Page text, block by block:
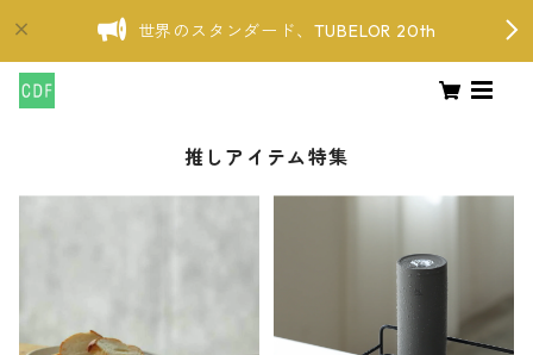
世界のスタンダード、TUBELOR 20th
推しアイテム特集